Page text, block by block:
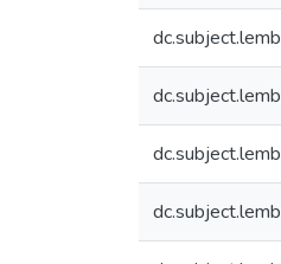
dc.subject.lemb
dc.subject.lemb
dc.subject.lemb
dc.subject.lemb